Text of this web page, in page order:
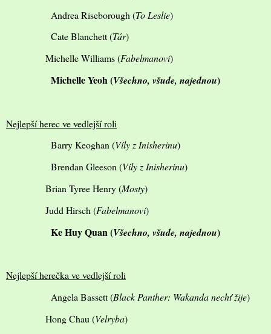
Andrea Riseborough (To Leslie)
Cate Blanchett (Tár)
Michelle Williams (Fabelmanovi)
Michelle Yeoh (Všechno, všude, najednou)
Nejlepší herec ve vedlejší roli
Barry Keoghan (Víly z Inisherinu)
Brendan Gleeson (Víly z Inisherinu)
Brian Tyree Henry (Mosty)
Judd Hirsch (Fabelmanovi)
Ke Huy Quan (Všechno, všude, najednou)
Nejlepší herečka ve vedlejší roli
Angela Bassett (Black Panther: Wakanda nechť žije)
Hong Chau (Velryba)